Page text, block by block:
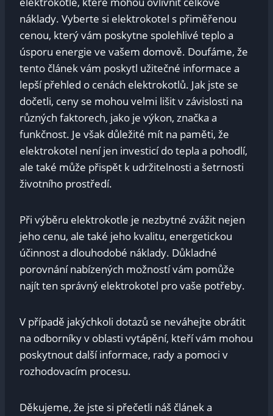
náklady. Vyberte si elektrokotel s přiměřenou
cenou, který vám poskytne spolehlivé teplo a
úsporu energie ve vašem domově. Doufáme, že
tento článek vám poskytl užitečné informace a
lepší přehled o cenách elektrokotlů. Jak jste se
dočetli, ceny se mohou velmi lišit v závislosti na
různých faktorech, jako je výkon, značka a
funkčnost. Je však důležité mít na paměti, že
elektrokotel není jen investicí do tepla a pohodlí,
ale také může přispět k udržitelnosti a šetrnosti
životního prostředí.
Při výběru elektrokotle je nezbytné zvážit nejen
jeho cenu, ale také jeho kvalitu, energetickou
účinnost a dlouhodobé náklady. Důkladné
porovnání nabízených možností vám pomůže
najít ten správný elektrokotel pro vaše potřeby.
V případě jakýchkoli dotazů se neváhejte obrátit
na odborníky v oblasti vytápění, kteří vám mohou
poskytnout další informace, rady a pomoci v
rozhodovacím procesu.
Děkujeme, že jste si přečetli náš článek a